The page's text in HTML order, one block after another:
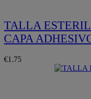
TALLA
CAPA
€1.75